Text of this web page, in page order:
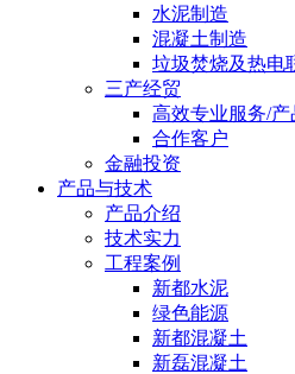
水泥制造
混凝土制造
垃圾焚烧及热电
三产经贸
高效专业服务/
合作客户
金融投资
产品与技术
产品介绍
技术实力
工程案例
新都水泥
绿色能源
新都混凝土
新磊混凝土